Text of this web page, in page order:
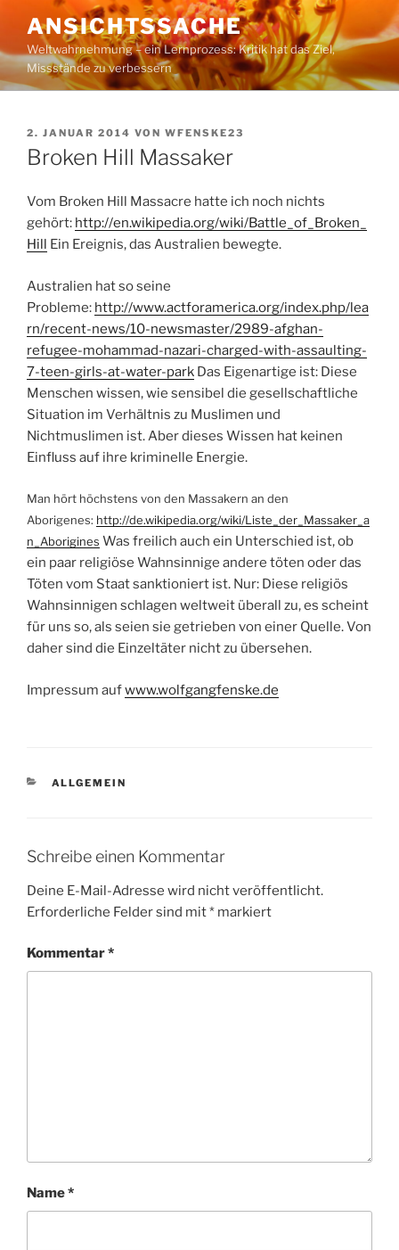
Inhalt
springen
ANSICHTSSACHE
Weltwahrnehmung – ein Lernprozess: Kritik hat das Ziel,
Missstände zu verbessern
VERÖFFENTLICHT
AM
2. JANUAR 2014 VON WFENSKE23
Broken Hill Massaker
Vom Broken Hill Massacre hatte ich noch nichts
gehört: http://en.wikipedia.org/wiki/Battle_of_Broken_
Hill Ein Ereignis, das Australien bewegte.
Australien hat so seine
Probleme: http://www.actforamerica.org/index.php/lea
rn/recent-news/10-newsmaster/2989-afghan-
refugee-mohammad-nazari-charged-with-assaulting-
7-teen-girls-at-water-park Das Eigenartige ist: Diese
Menschen wissen, wie sensibel die gesellschaftliche
Situation im Verhältnis zu Muslimen und
Nichtmuslimen ist. Aber dieses Wissen hat keinen
Einfluss auf ihre kriminelle Energie.
Man hört höchstens von den Massakern an den
Aborigenes: http://de.wikipedia.org/wiki/Liste_der_Massaker_a
n_Aborigines Was freilich auch ein Unterschied ist, ob
ein paar religiöse Wahnsinnige andere töten oder das
Töten vom Staat sanktioniert ist. Nur: Diese religiös
Wahnsinnigen schlagen weltweit überall zu, es scheint
für uns so, als seien sie getrieben von einer Quelle. Von
daher sind die Einzeltäter nicht zu übersehen.
Impressum aufwww.wolfgangfenske.de
KATEGORIEN
ALLGEMEIN
Schreibe einen Kommentar
Deine E-Mail-Adresse wird nicht veröffentlicht.
Erforderliche Felder sind mit* markiert
Kommentar*
Name*